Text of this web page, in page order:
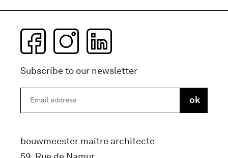
Subscribe to our newsletter
bouwmeester maitre architecte